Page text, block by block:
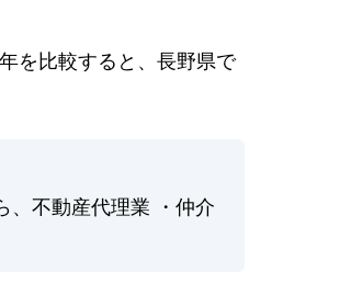
を比較すると、長野県で
、不動産代理業 ・仲介